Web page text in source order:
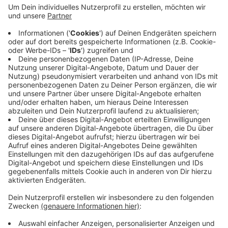
unter der 284-0 melden. Wie berichtet hatte es um
kurz nach Mitternacht in einem Klassenzimmer der
Hermann-Herberts-Grundschule gebrannt. Nach
weniger als einer Stunde war das Feuer aus. Die
Einsatzkräfte haben Einbruchsspuren entdeckt -
sie gehen deshalb von Brandstiftung aus. Mehrere
Büroräume sind wegen der Schäden durch das
Feuer aktuell nicht mehr nutzbar.
Veröffentlicht:Dienstag, 11.04.2023 16:06
Anzeige